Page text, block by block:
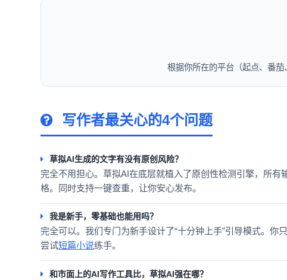
根据你所在的平台（起点、番茄
写作者最关心的4个问题
草拟AI生成的文字有没有原创风险？
完全不用担心。草拟AI在底层就植入了原创性检测引擎，所
格。同时支持一键查重，让你安心发布。
我是新手，零基础也能用吗？
完全可以。我们专门为新手设计了“十分钟上手”引导模式。
尝试短篇小说练手。
和市面上的AI写作工具比，草拟AI强在哪？